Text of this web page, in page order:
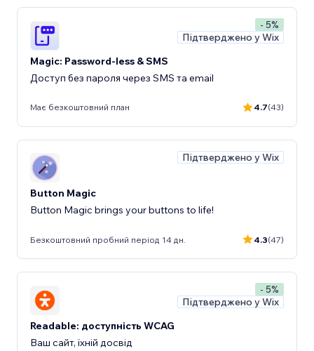
- 5%
Підтверджено у Wix
Magic: Password-less & SMS
Доступ без пароля через SMS та email
Має безкоштовний план 4.7(43)
Підтверджено у Wix
Button Magic
Button Magic brings your buttons to life!
Безкоштовний пробний період 14 дн. 4.3(47)
- 5%
Підтверджено у Wix
Readable: доступність WCAG
Ваш сайт, їхній досвід